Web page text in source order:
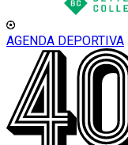
AGENDA DEPORTIVA